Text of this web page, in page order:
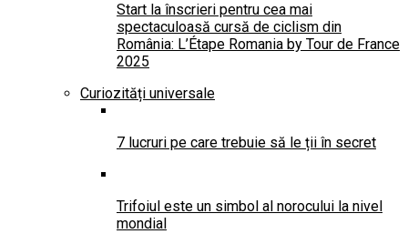
Start la înscrieri pentru cea mai
spectaculoasă cursă de ciclism din
România: L’Étape Romania by Tour de France
2025
Curiozități universale
7 lucruri pe care trebuie să le ții în secret
Trifoiul este un simbol al norocului la nivel
mondial